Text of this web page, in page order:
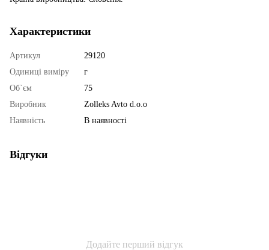
Характеристики
Артикул
29120
Одиниці виміру
г
Об`єм
75
Виробник
Zolleks Avto d.o.o
Наявність
В наявності
Відгуки
Додайте перший відгук